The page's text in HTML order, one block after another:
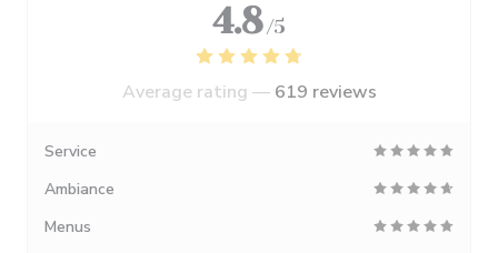
4.8 /5
Average rating — 619 reviews
Service
Ambiance
Menus